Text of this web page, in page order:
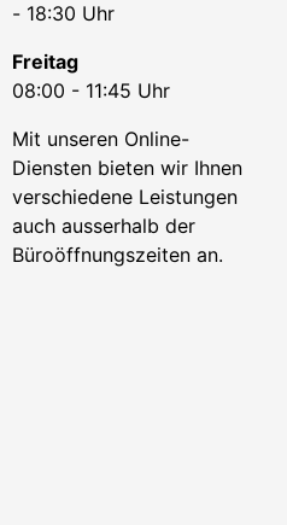
- 18:30 Uhr
Freitag
08:00 - 11:45 Uhr
Mit unseren Online-
Diensten bieten wir Ihnen
verschiedene Leistungen
auch ausserhalb der
Büroöffnungszeiten an.